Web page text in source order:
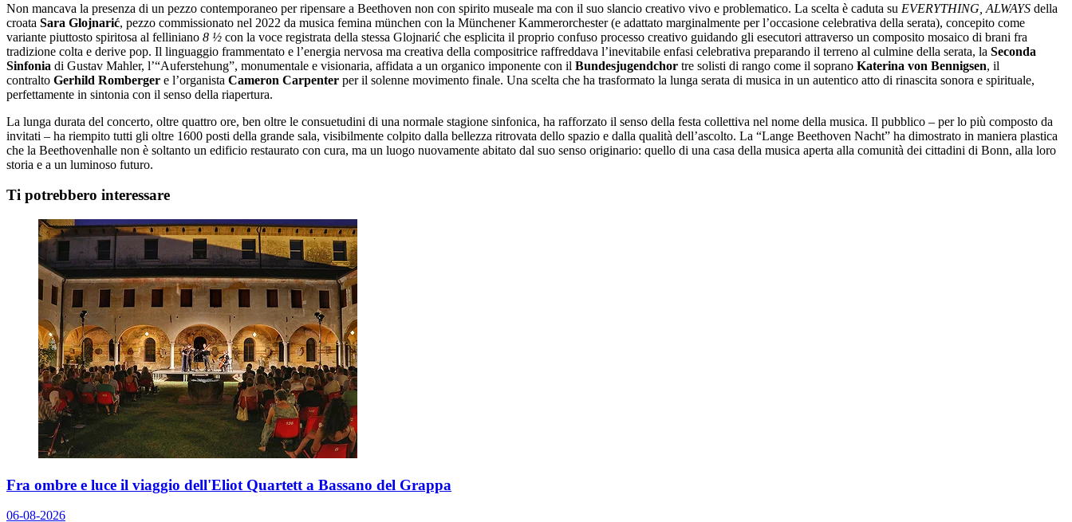
Non mancava la presenza di un pezzo contemporaneo per ripensare a Beethoven non con spirito museale ma con il suo slancio creativo vivo e problematico. La scelta è caduta su EVERYTHING, ALWAYS della
croata Sara Glojnarić, pezzo commissionato nel 2022 da musica femina münchen con la Münchener Kammerorchester (e adattato marginalmente per l’occasione celebrativa della serata), concepito come
variante piuttosto spiritosa al felliniano 8 ½ con la voce registrata della stessa Glojnarić che esplicita il proprio confuso processo creativo guidando gli esecutori attraverso un composito mosaico di brani fra
tradizione colta e derive pop. Il linguaggio frammentato e l’energia nervosa ma creativa della compositrice raffreddava l’inevitabile enfasi celebrativa preparando il terreno al culmine della serata, la Seconda
Sinfonia di Gustav Mahler, l’“Auferstehung”, monumentale e visionaria, affidata a un organico imponente con il Bundesjugendchor tre solisti di rango come il soprano Katerina von Bennigsen, il
contralto Gerhild Romberger e l’organista Cameron Carpenter per il solenne movimento finale. Una scelta che ha trasformato la lunga serata di musica in un autentico atto di rinascita sonora e spirituale,
perfettamente in sintonia con il senso della riapertura.
La lunga durata del concerto, oltre quattro ore, ben oltre le consuetudini di una normale stagione sinfonica, ha rafforzato il senso della festa collettiva nel nome della musica. Il pubblico – per lo più composto da
invitati – ha riempito tutti gli oltre 1600 posti della grande sala, visibilmente colpito dalla bellezza ritrovata dello spazio e dalla qualità dell’ascolto. La “Lange Beethoven Nacht” ha dimostrato in maniera plastica
che la Beethovenhalle non è soltanto un edificio restaurato con cura, ma un luogo nuovamente abitato dal suo senso originario: quello di una casa della musica aperta alla comunità dei cittadini di Bonn, alla loro
storia e a un luminoso futuro.
Ti potrebbero interessare
Fra ombre e luce il viaggio dell'Eliot Quartett a Bassano del Grappa
06-08-2026